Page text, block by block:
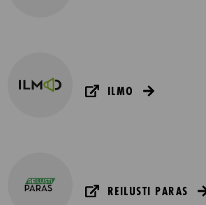
ILMO
REILUSTI PARAS